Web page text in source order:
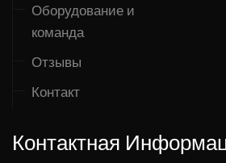
Оборудование и
команда
Отзывы
Контакт
Контактная